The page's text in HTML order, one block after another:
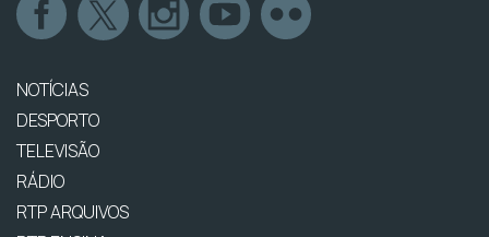
NOTÍCIAS
DESPORTO
TELEVISÃO
RÁDIO
RTP ARQUIVOS